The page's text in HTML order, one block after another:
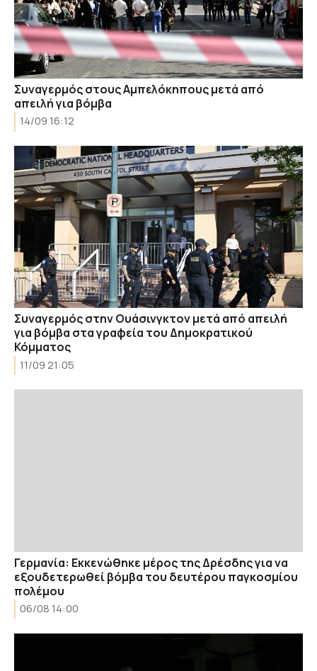
Συναγερμός στους Αμπελόκηπους μετά από
απειλή για βόμβα
14/09 16:12
Συναγερμός στην Ουάσινγκτον μετά από απειλή
για βόμβα στα γραφεία του Δημοκρατικού
Κόμματος
11/09 21:05
Γερμανία: Εκκενώθηκε μέρος της Δρέσδης για να
εξουδετερωθεί βόμβα του δευτέρου παγκοσμίου
πολέμου
06/08 14:00